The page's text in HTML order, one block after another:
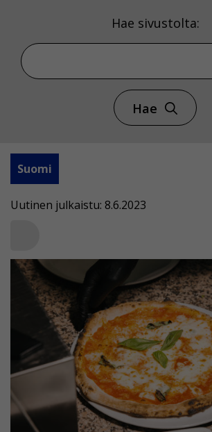
Hae sivustolta:
Hae
Suomi
Uutinen julkaistu: 8.6.2023